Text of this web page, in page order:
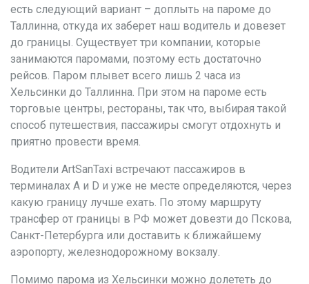
есть следующий вариант – доплыть на пароме до
Таллинна, откуда их заберет наш водитель и довезет
до границы. Существует три компании, которые
занимаются паромами, поэтому есть достаточно
рейсов. Паром плывет всего лишь 2 часа из
Хельсинки до Таллинна. При этом на пароме есть
торговые центры, рестораны, так что, выбирая такой
способ путешествия, пассажиры смогут отдохнуть и
приятно провести время.
Водители ArtSanTaxi встречают пассажиров в
терминалах А и D и уже не месте определяются, через
какую границу лучше ехать. По этому маршруту
трансфер от границы в РФ может довезти до Пскова,
Санкт-Петербурга или доставить к ближайшему
аэропорту, железнодорожному вокзалу.
Помимо парома из Хельсинки можно долететь до